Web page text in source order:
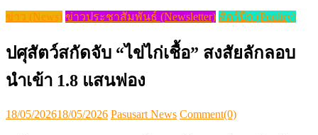
ข่าว (News) ข่าวประชาสัมพันธ์ (Newsletter) สัตว์ปีก (Poultry)
ปศุสัตว์สกัดจับ “ไข่ไก่เชื้อ” สงสัยลักลอบ
นำเข้า 1.8 แสนฟอง
Posted
18/05/202618/05/2026 Author
Pasusart News Comment(0)